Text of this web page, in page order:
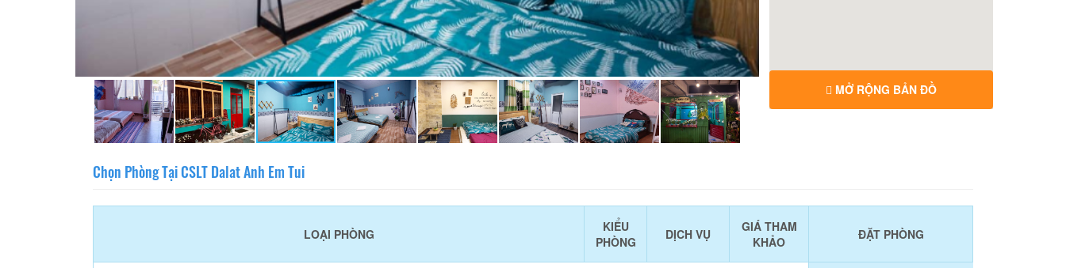
MỞ RỘNG BẢN ĐỒ
Chọn Phòng Tại CSLT Dalat Anh Em Tui
LOẠI PHÒNG
KIỂU
PHÒNG
DỊCH VỤ
GIÁ THAM
KHẢO
ĐẶT PHÒNG